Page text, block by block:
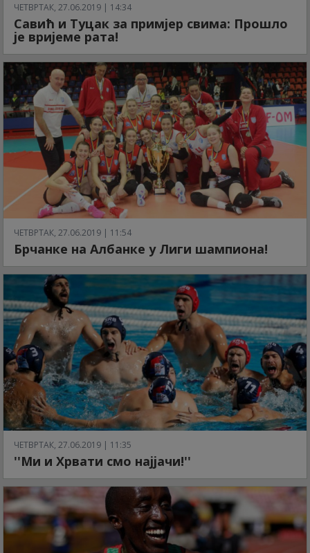
ЧЕТВРТАК, 27.06.2019 | 14:34
Савић и Туцак за примјер свима: Прошло
је вријеме рата!
ЧЕТВРТАК, 27.06.2019 | 11:54
Брчанке на Албанке у Лиги шампиона!
ЧЕТВРТАК, 27.06.2019 | 11:35
''Ми и Хрвати смо најјачи!''